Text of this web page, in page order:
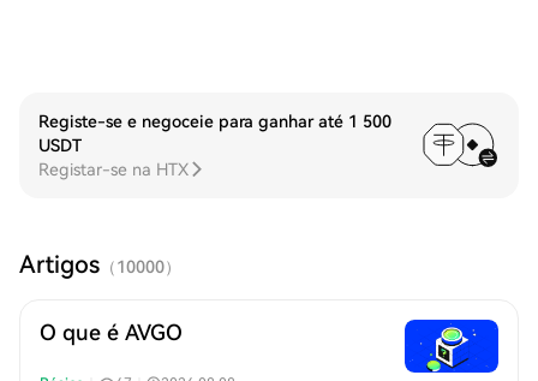
Registe-se e negoceie para ganhar até 1 500
USDT
Registar-se na HTX
Artigos （10000）
O que é AVGO